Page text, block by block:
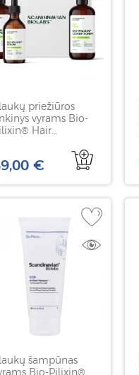
priežiūros
vyrams Bio-
Hair
SCANDINAVIAN
€
šampūnas
Bio-Pilixin®,